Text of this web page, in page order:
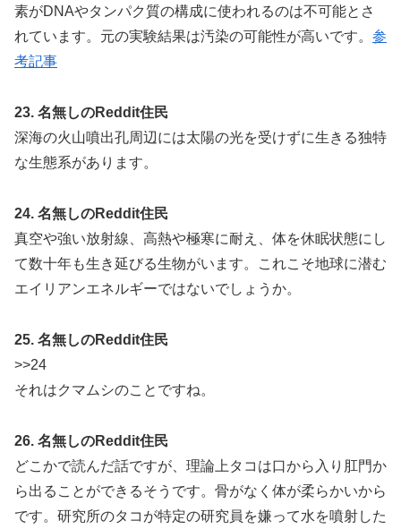
素がDNAやタンパク質の構成に使われるのは不可能とさ
れています。元の実験結果は汚染の可能性が高いです。 参
考記事
23. 名無しのReddit住民
深海の火山噴出孔周辺には太陽の光を受けずに生きる独特
な生態系があります。
24. 名無しのReddit住民
真空や強い放射線、高熱や極寒に耐え、体を休眠状態にし
て数十年も生き延びる生物がいます。これこそ地球に潜む
エイリアンエネルギーではないでしょうか。
25. 名無しのReddit住民
>>24
それはクマムシのことですね。
26. 名無しのReddit住民
どこかで読んだ話ですが、理論上タコは口から入り肛門か
ら出ることができるそうです。骨がなく体が柔らかいから
です。研究所のタコが特定の研究員を嫌って水を噴射した